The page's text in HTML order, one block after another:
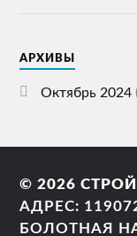
АРХИВЫ
Октябрь 2024
© 2026
АДРЕС:
БОЛОТНАЯ